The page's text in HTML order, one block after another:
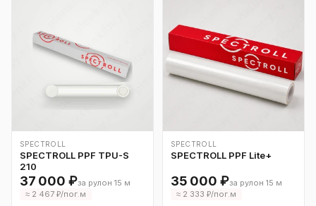
SPECTROLL
SPECTROLL PPF TPU-S
210
37 000 ₽за рулон 15 м
≈ 2 467 ₽/пог.м
SPECTROLL
SPECTROLL PPF Lite+
35 000 ₽за рулон 15 м
≈ 2 333 ₽/пог.м